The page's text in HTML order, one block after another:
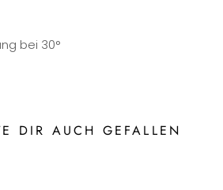
bei 30°
DIR AUCH GEFALLEN